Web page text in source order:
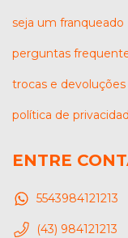
seja um franqueado
perguntas
trocas e devoluções
política de
ENTRE
5543984121213
(43) 984121213